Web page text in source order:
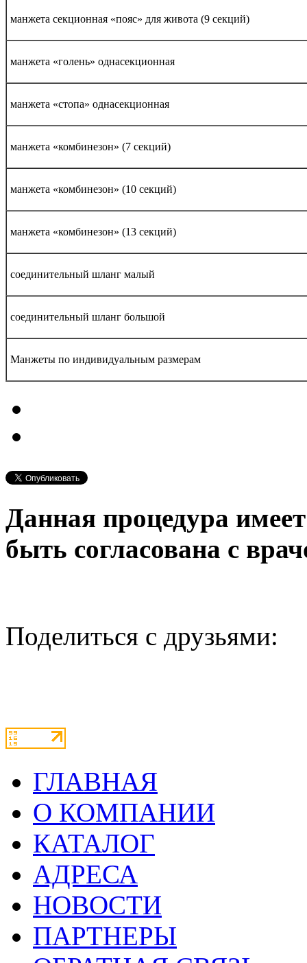
манжета секционная «пояс» для живота (9 секций)
манжета «голень» однасекционная
манжета «стопа» однасекционная
манжета «комбинезон» (7 секций)
манжета «комбинезон» (10 секций)
манжета «комбинезон» (13 секций)
соединительный шланг малый
соединительный шланг большой
Манжеты по индивидуальным размерам
Данная процедура
быть согласована с
Поделиться с друзьями:
ГЛАВНАЯ
О КОМПАНИИ
КАТАЛОГ
АДРЕСА
НОВОСТИ
ПАРТНЕРЫ